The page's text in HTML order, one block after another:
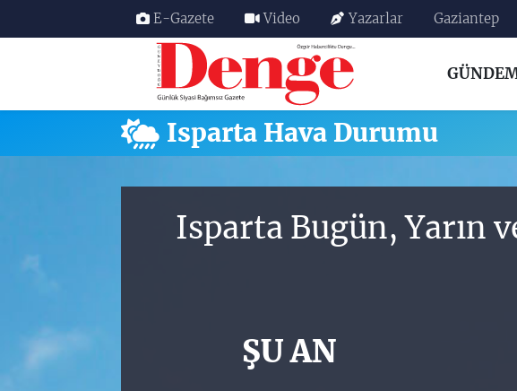
E-Gazete Video Yazarlar Gaziantep
Isparta Hava Durumu
Isparta Bugün, Yarın
ŞU AN
Nöbetçi Eczaneler
Hava Durumu
Trafik Durumu
Haber Arşivi